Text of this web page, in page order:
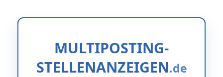
MULTIPOSTING-
STELLENANZEIGEN